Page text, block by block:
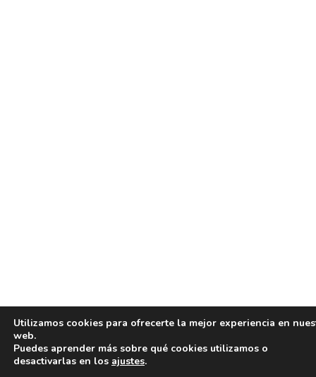
Utilizamos cookies para ofrecerte la mejor experiencia en
web.
Puedes aprender más sobre qué cookies utilizamos o
desactivarlas en los ajustes.